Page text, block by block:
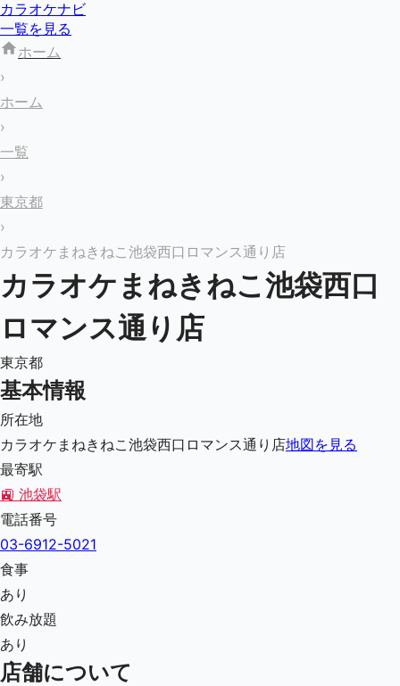
カラオケナビ
一覧を見る
ホーム
›
ホーム
›
一覧
›
東京都
›
カラオケまねきねこ池袋西口ロマンス通り店
カラオケまねきねこ池袋西口
ロマンス通り店
東京都
基本情報
所在地
カラオケまねきねこ池袋西口ロマンス通り店地図を見る
最寄駅
🚉 池袋駅
電話番号
03-6912-5021
食事
あり
飲み放題
あり
店舗について